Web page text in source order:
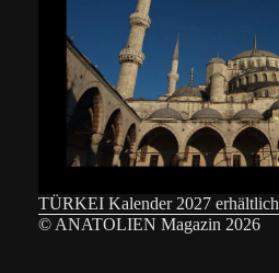
TÜRKEI Kalender 2027 erhältlich
© ANATOLIEN Magazin 2026